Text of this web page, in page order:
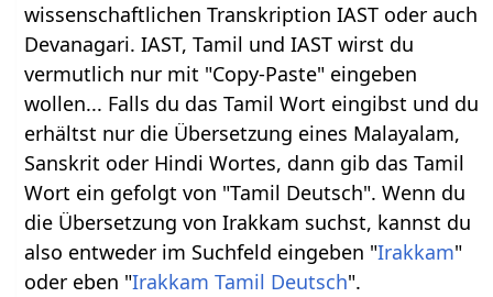
wissenschaftlichen Transkription IAST oder auch
Devanagari. IAST, Tamil und IAST wirst du
vermutlich nur mit "Copy-Paste" eingeben
wollen... Falls du das Tamil Wort eingibst und du
erhältst nur die Übersetzung eines Malayalam,
Sanskrit oder Hindi Wortes, dann gib das Tamil
Wort ein gefolgt von "Tamil Deutsch". Wenn du
die Übersetzung von Irakkam suchst, kannst du
also entweder im Suchfeld eingeben "Irakkam"
oder eben "Irakkam Tamil Deutsch".